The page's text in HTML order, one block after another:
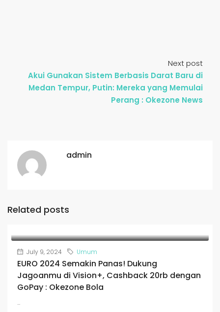
Next post
Akui Gunakan Sistem Berbasis Darat Baru di
Medan Tempur, Putin: Mereka yang Memulai
Perang : Okezone News
admin
Related posts
July 9, 2024 Umum
EURO 2024 Semakin Panas! Dukung
Jagoanmu di Vision+, Cashback 20rb dengan
GoPay : Okezone Bola
...